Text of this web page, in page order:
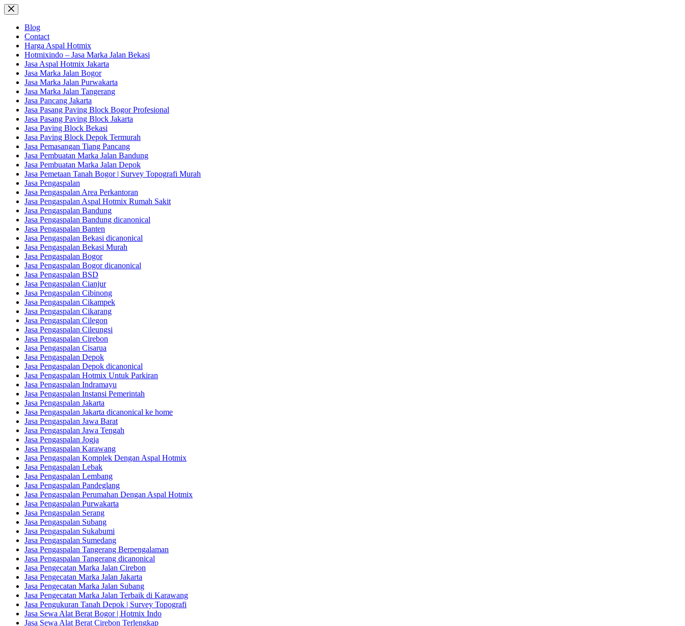
Skip
to
contentBlog
Contact
Harga Aspal Hotmix
Hotmixindo – Jasa Marka Jalan Bekasi
Jasa Aspal Hotmix Jakarta
Jasa Marka Jalan Bogor
Jasa Marka Jalan Purwakarta
Jasa Marka Jalan Tangerang
Jasa Pancang Jakarta
Jasa Pasang Paving Block Bogor Profesional
Jasa Pasang Paving Block Jakarta
Jasa Paving Block Bekasi
Jasa Paving Block Depok Termurah
Jasa Pemasangan Tiang Pancang
Jasa Pembuatan Marka Jalan Bandung
Jasa Pembuatan Marka Jalan Depok
Jasa Pemetaan Tanah Bogor | Survey Topografi Murah
Jasa Pengaspalan
Jasa Pengaspalan Area Perkantoran
Jasa Pengaspalan Aspal Hotmix Rumah Sakit
Jasa Pengaspalan Bandung
Jasa Pengaspalan Bandung dicanonical
Jasa Pengaspalan Banten
Jasa Pengaspalan Bekasi dicanonical
Jasa Pengaspalan Bekasi Murah
Jasa Pengaspalan Bogor
Jasa Pengaspalan Bogor dicanonical
Jasa Pengaspalan BSD
Jasa Pengaspalan Cianjur
Jasa Pengaspalan Cibinong
Jasa Pengaspalan Cikampek
Jasa Pengaspalan Cikarang
Jasa Pengaspalan Cilegon
Jasa Pengaspalan Cileungsi
Jasa Pengaspalan Cirebon
Jasa Pengaspalan Cisarua
Jasa Pengaspalan Depok
Jasa Pengaspalan Depok dicanonical
Jasa Pengaspalan Hotmix Untuk Parkiran
Jasa Pengaspalan Indramayu
Jasa Pengaspalan Instansi Pemerintah
Jasa Pengaspalan Jakarta
Jasa Pengaspalan Jakarta dicanonical ke home
Jasa Pengaspalan Jawa Barat
Jasa Pengaspalan Jawa Tengah
Jasa Pengaspalan Jogja
Jasa Pengaspalan Karawang
Jasa Pengaspalan Komplek Dengan Aspal Hotmix
Jasa Pengaspalan Lebak
Jasa Pengaspalan Lembang
Jasa Pengaspalan Pandeglang
Jasa Pengaspalan Perumahan Dengan Aspal Hotmix
Jasa Pengaspalan Purwakarta
Jasa Pengaspalan Serang
Jasa Pengaspalan Subang
Jasa Pengaspalan Sukabumi
Jasa Pengaspalan Sumedang
Jasa Pengaspalan Tangerang Berpengalaman
Jasa Pengaspalan Tangerang dicanonical
Jasa Pengecatan Marka Jalan Cirebon
Jasa Pengecatan Marka Jalan Jakarta
Jasa Pengecatan Marka Jalan Subang
Jasa Pengecatan Marka Jalan Terbaik di Karawang
Jasa Pengukuran Tanah Depok | Survey Topografi
Jasa Sewa Alat Berat Bogor | Hotmix Indo
Jasa Sewa Alat Berat Cirebon Terlengkap